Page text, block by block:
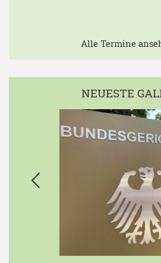
Alle Termine
NEUESTE